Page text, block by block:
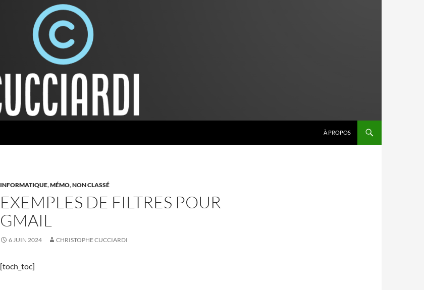
À PROPOS
INFORMATIQUE,MÉMO,NON CLASSÉ
EXEMPLES DE FILTRES POUR
GMAIL
6 JUIN 2024 CHRISTOPHE CUCCIARDI
[toch_toc]